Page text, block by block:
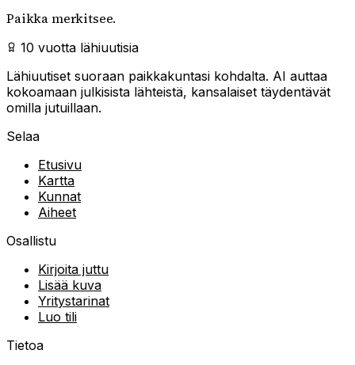
Paikka merkitsee.
10 vuotta lähiuutisia
Lähiuutiset suoraan paikkakuntasi kohdalta. AI auttaa
kokoamaan julkisista lähteistä, kansalaiset täydentävät
omilla jutuillaan.
Selaa
Etusivu
Kartta
Kunnat
Aiheet
Osallistu
Kirjoita juttu
Lisää kuva
Yritystarinat
Luo tili
Tietoa